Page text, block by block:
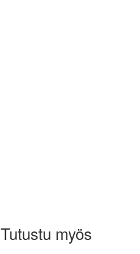
Tutustu myös